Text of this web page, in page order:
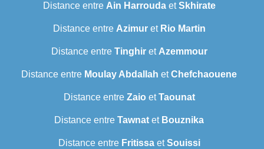
Distance entre Ain HarroudaetSkhirate
Distance entre Azimuret Rio Martin
Distance entre Tinghiret Azemmour
Distance entre Moulay Abdallah etChefchaouene
Distance entre Zaio etTaounat
Distance entre Tawnat et Bouznika
Distance entre FritissaetSouissi